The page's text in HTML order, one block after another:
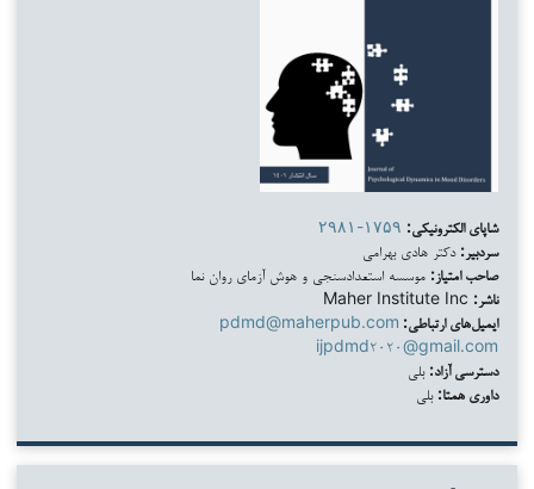
شاپای الکترونیکی: ۲۹۸۱-۱۷۵۹
سردبیر: دکتر هادی بهرامی
صاحب امتیاز: موسسه استعدادسنجی و هوش آزمای روان نما
ناشر:
ایمیل‌های ارتباطی: pdmd@maherpub.com
ijpdmd۲۰۲۰@gmail.com
دسترسی آزاد: بلی
داوری همتا: بلی